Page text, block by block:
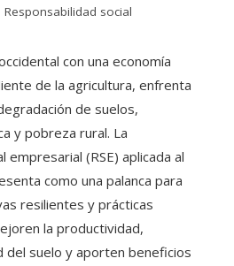
Responsabilidad social
con una economía
de la agricultura, enfrenta
de suelos,
y pobreza rural. La
empresarial (RSE) aplicada al
como una palanca para
resilientes y prácticas
la productividad,
del suelo y aporten beneficios